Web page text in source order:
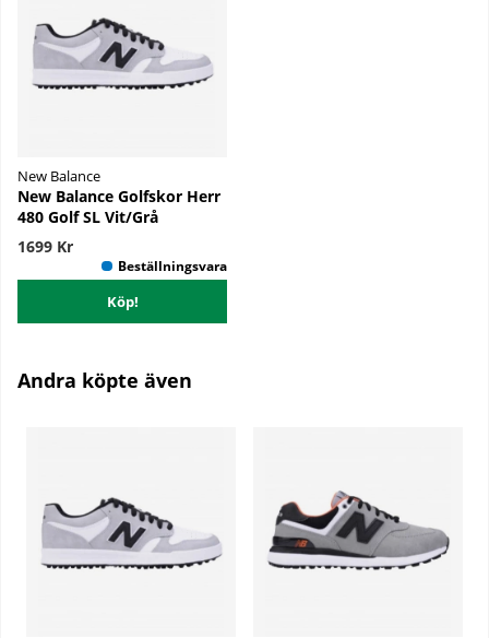
New Balance
New Balance Golfskor Herr
480 Golf SL Vit/Grå
1699 Kr
Köp!
Andra köpte även